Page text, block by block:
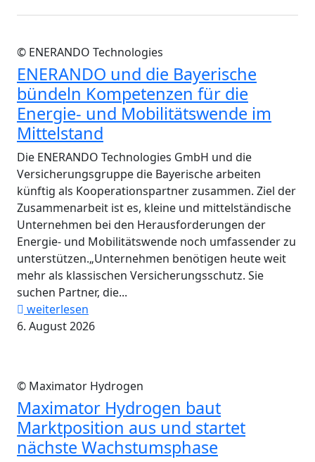
© ENERANDO Technologies
ENERANDO und die Bayerische
bündeln Kompetenzen für die
Energie- und Mobilitätswende im
Mittelstand
Die ENERANDO Technologies GmbH und die
Versicherungsgruppe die Bayerische arbeiten
künftig als Kooperationspartner zusammen. Ziel der
Zusammenarbeit ist es, kleine und mittelständische
Unternehmen bei den Herausforderungen der
Energie- und Mobilitätswende noch umfassender zu
unterstützen.„Unternehmen benötigen heute weit
mehr als klassischen Versicherungsschutz. Sie
suchen Partner, die...
weiterlesen
6. August 2026
© Maximator Hydrogen
Maximator Hydrogen baut
Marktposition aus und startet
nächste Wachstumsphase